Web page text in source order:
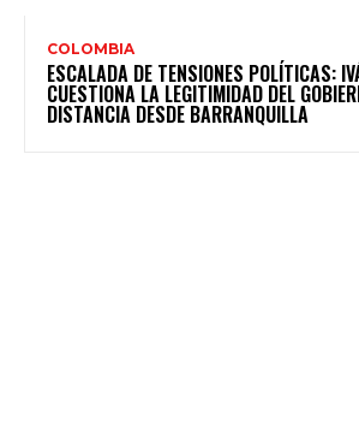
COLOMBIA
ESCALADA DE TENSIONES POLÍTICAS:
CUESTIONA LA LEGITIMIDAD DEL
DISTANCIA DESDE BARRANQUILLA